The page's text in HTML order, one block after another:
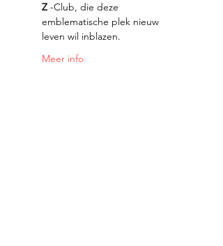
Z -Club, die deze
emblematische plek nieuw
leven wil inblazen.
Meer info